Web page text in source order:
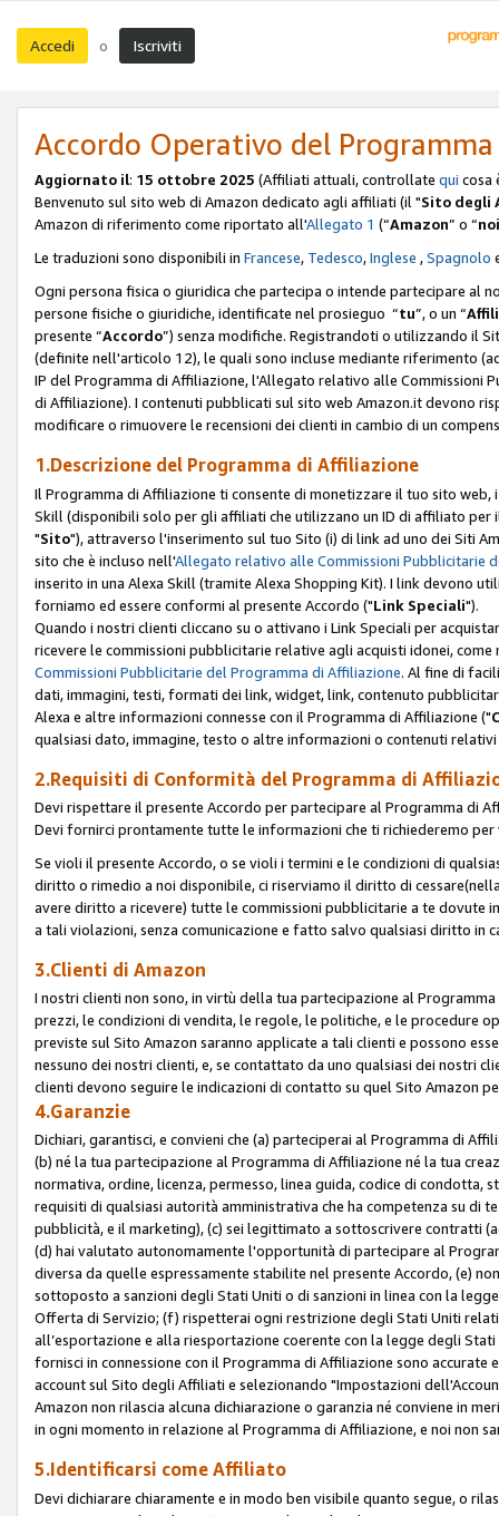
Accedi o Iscriviti
Accordo Operativo del
Aggiornato il: 15 ottobre 2025 (Affiliati attuali, controllate qui cosa
Benvenuto sul sito web di Amazon dedicato agli affiliati (il "Sito degli
Amazon di riferimento come riportato all'Allegato 1 (“Amazon” o “noi
Le traduzioni sono disponibili in Francese, Tedesco,Inglese ,Spagnolo
Ogni persona fisica o giuridica che partecipa o intende partecipare al
persone fisiche o giuridiche, identificate nel prosieguo “tu”, o un “
presente “Accordo”) senza modifiche. Registrandoti o utilizzando il
(definite nell'articolo 12), le quali sono incluse mediante riferimento
IP del Programma di Affiliazione, l'Allegato relativo alle Commissioni
di Affiliazione). I contenuti pubblicati sul sito web Amazon.it devono
modificare o rimuovere le recensioni dei clienti in cambio di un
1.Descrizione del Programma di Affiliazione
Il Programma di Affiliazione ti consente di monetizzare il tuo sito
Skill (disponibili solo per gli affiliati che utilizzano un ID di affiliato per
"Sito"), attraverso l'inserimento sul tuo Sito (i) di link ad uno dei Siti
sito che è incluso nell'Allegato relativo alle Commissioni Pubblicitarie
inserito in una Alexa Skill (tramite Alexa Shopping Kit). I link devono
forniamo ed essere conformi al presente Accordo ("Link Speciali").
Quando i nostri clienti cliccano su o attivano i Link Speciali per
ricevere le commissioni pubblicitarie relative agli acquisti idonei,
Commissioni Pubblicitarie del Programma di Affiliazione. Al fine di
dati, immagini, testi, formati dei link, widget, link, contenuto
Alexa e altre informazioni connesse con il Programma di Affiliazione ("
qualsiasi dato, immagine, testo o altre informazioni o contenuti
2.Requisiti di Conformità del Programma di
Devi rispettare il presente Accordo per partecipare al Programma di
Devi fornirci prontamente tutte le informazioni che ti richiederemo
Se violi il presente Accordo, o se violi i termini e le condizioni di
diritto o rimedio a noi disponibile, ci riserviamo il diritto di
avere diritto a ricevere) tutte le commissioni pubblicitarie a te dovute
a tali violazioni, senza comunicazione e fatto salvo qualsiasi diritto in
3.Clienti di Amazon
I nostri clienti non sono, in virtù della tua partecipazione al
prezzi, le condizioni di vendita, le regole, le politiche, e le procedure
previste sul Sito Amazon saranno applicate a tali clienti e possono
nessuno dei nostri clienti, e, se contattato da uno qualsiasi dei nostri
clienti devono seguire le indicazioni di contatto su quel Sito Amazon
4.Garanzie
Dichiari, garantisci, e convieni che (a) parteciperai al Programma di
(b) né la tua partecipazione al Programma di Affiliazione né la tua
normativa, ordine, licenza, permesso, linea guida, codice di
requisiti di qualsiasi autorità amministrativa che ha competenza su di
pubblicità, e il marketing), (c) sei legittimato a sottoscrivere contratti
(d) hai valutato autonomamente l'opportunità di partecipare al
diversa da quelle espressamente stabilite nel presente Accordo, (e)
sottoposto a sanzioni degli Stati Uniti o di sanzioni in linea con la
Offerta di Servizio; (f) rispetterai ogni restrizione degli Stati Uniti
all’esportazione e alla riesportazione coerente con la legge degli
fornisci in connessione con il Programma di Affiliazione sono
account sul Sito degli Affiliati e selezionando "Impostazioni
Amazon non rilascia alcuna dichiarazione o garanzia né conviene in
in ogni momento in relazione al Programma di Affiliazione, e noi non
5.Identificarsi come Affiliato
Devi dichiarare chiaramente e in modo ben visibile quanto segue, o